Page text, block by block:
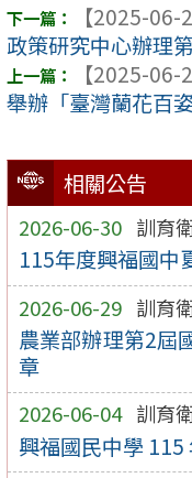
相關公告
2026-06-30 訓育
115年度興福國中
2026-06-29 訓育
農業部辦理第2屆
章
2026-06-04 訓育
興福國民中學
【2025-06-
政策研究中心辦理
【2025-06-
舉辦「臺灣蘭花百